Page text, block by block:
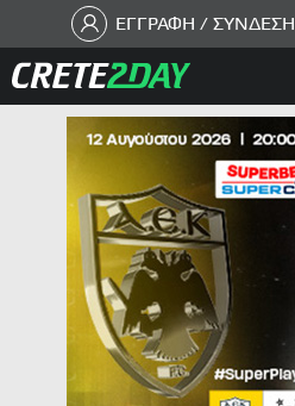
ΕΓΓΡΑΦΗ / ΣΥΝΔΕΣΗ